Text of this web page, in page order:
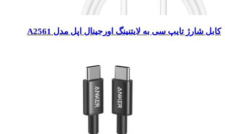
کابل شارژ تایپ سی به لایتنینگ اورجینال اپل مدل A2561